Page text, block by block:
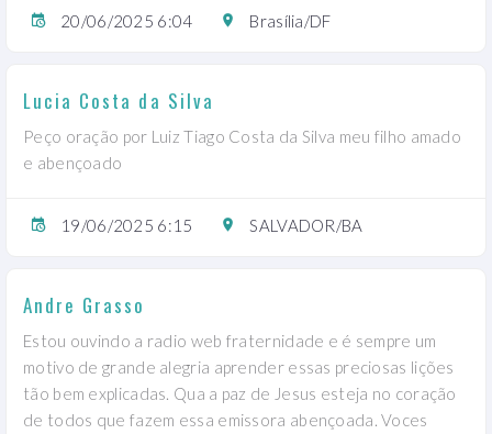
20/06/2025 6:04 Brasília/DF
Lucia Costa da Silva
Peço oração por Luiz Tiago Costa da Silva meu filho amado
e abençoado
19/06/2025 6:15 SALVADOR/BA
Andre Grasso
Estou ouvindo a radio web fraternidade e é sempre um
motivo de grande alegria aprender essas preciosas lições
tão bem explicadas. Qua a paz de Jesus esteja no coração
de todos que fazem essa emissora abençoada. Voces